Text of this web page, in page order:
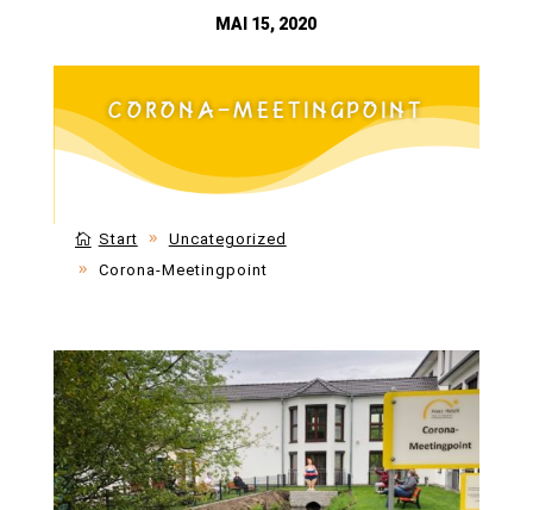
MAI 15, 2020
CORONA-MEETINGPOINT
Start
Uncategorized
Corona-Meetingpoint